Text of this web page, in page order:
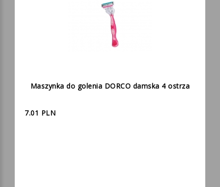
Maszynka do golenia DORCO damska 4 ostrza
7.01 PLN